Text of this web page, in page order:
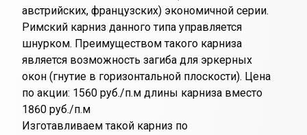
австрийских, французских) экономичной серии.
Римский карниз данного типа управляется
шнурком. Преимуществом такого карниза
является возможность загиба для эркерных
окон (гнутие в горизонтальной плоскости). Цена
по акции: 1560 руб./п.м длины карниза вместо
1860 руб./п.м
Изготавливаем такой карниз по